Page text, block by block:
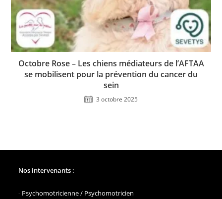
Octobre Rose – Les chiens médiateurs de l’AFTAA
se mobilisent pour la prévention du cancer du
sein
3 octobre 2025
Nos intervenants :
- Psychomotricienne / Psychomotricien